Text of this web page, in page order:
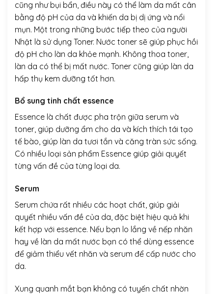
cũng như bụi bẩn, điều này có thể làm da mất cân
bằng độ pH của da và khiến da bị dị ứng và nổi
mụn. Một trong những bước tiếp theo của người
Nhật là sử dụng Toner. Nước toner sẽ giúp phục hồi
độ pH cho làn da khỏe mạnh. Không thoa toner,
làn da có thể bị mất nước. Toner cũng giúp làn da
hấp thụ kem dưỡng tốt hơn.
Bổ sung tinh chất essence
Essence là chất được pha trộn giữa serum và
toner, giúp dưỡng ẩm cho da và kích thích tái tạo
tế bào, giúp làn da tươi tắn và căng tràn sức sống.
Có nhiều loại sản phẩm Essence giúp giải quyết
từng vấn đề của từng loại da.
Serum
Serum chứa rất nhiều các hoạt chất, giúp giải
quyết nhiều vấn đề của da, đặc biệt hiệu quả khi
kết hợp với essence. Nếu bạn lo lắng về nếp nhăn
hay về làn da mất nước bạn có thể dùng essence
để giảm thiểu vết nhăn và serum để cấp nước cho
da.
Xung quanh mắt bạn không có tuyến chất nhờn